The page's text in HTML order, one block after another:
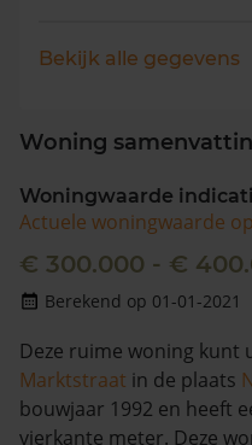
Bekijk alle gegevens
Woning
Woningwaarde
Actuele woningwaarde
€ 300.000 - €
Berekend op 01-01-2021
Deze ruime woning kunt
Marktstraat in de plaats
bouwjaar 1992 en heeft
vierkante meter. Deze